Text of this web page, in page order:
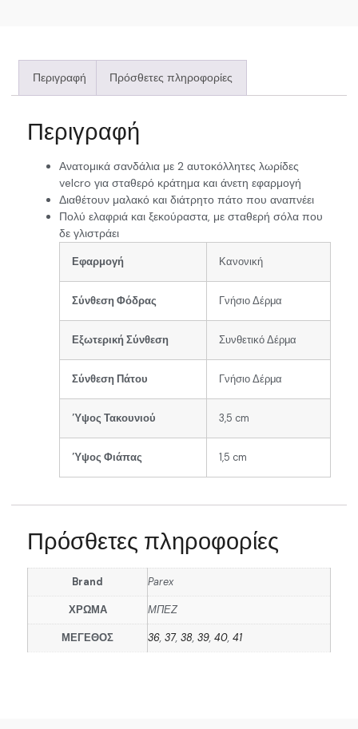
Περιγραφή Πρόσθετες πληροφορίες
Περιγραφή
Ανατομικά σανδάλια με 2 αυτοκόλλητες λωρίδες
velcro για σταθερό κράτημα και άνετη εφαρμογή
Διαθέτουν μαλακό και διάτρητο πάτο που αναπνέει
Πολύ ελαφριά και ξεκούραστα, με σταθερή σόλα που
δε γλιστράει
Εφαρμογή Κανονική
Σύνθεση Φόδρας Γνήσιο Δέρμα
Εξωτερική Σύνθεση Συνθετικό Δέρμα
Σύνθεση Πάτου Γνήσιο Δέρμα
Ύψος Τακουνιού 3,5 cm
Ύψος Φιάπας 1,5 cm
Πρόσθετες πληροφορίες
Brand Parex
ΧΡΩΜΑ ΜΠΕΖ
ΜΕΓΕΘΟΣ 36, 37, 38, 39, 40, 41